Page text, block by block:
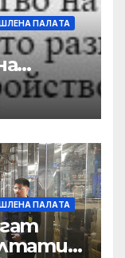
ПАЛAТА
се
ПАЛAТА
в